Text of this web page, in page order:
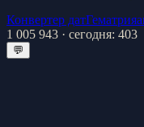
Конвертер датГематрия
1 005 943 · сегодня: 403
💬